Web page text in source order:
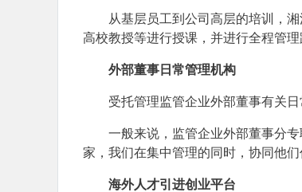
从基层员工到公司高层的培训，
高校教授等进行授课，并进行全程管
外部董事日常管理机构
受托管理监管企业外部董事有关
一般来说，监管企业外部董事分
家，我们在集中管理的同时，协同他
海外人才引进创业平台